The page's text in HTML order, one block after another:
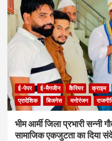
ई-पेपर ई-मैगजीन कैरियर क्राइम
प्रादेशिक
बिजनेस मनोरंजन
भीम आर्मी जिला प्रभारी सन्नी
सामाजिक एकजुटता का दिया